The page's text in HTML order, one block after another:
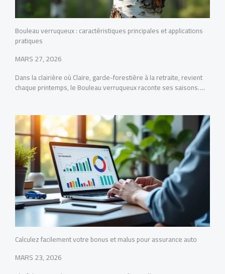
Bouleau verruqueux : caractéristiques principales et applications
pratiques
MARS 27, 2026
Dans la clairière où Claire, garde-forestière à la retraite, revient
chaque printemps, le Bouleau verruqueux raconte ses saisons….
Calculez facilement votre bonus et malus pour assurance auto
MARS 23, 2026